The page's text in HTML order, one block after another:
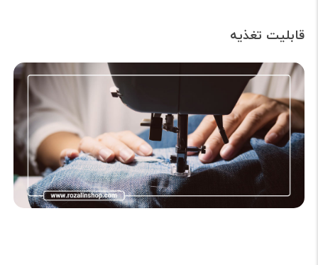
قابلیت تغذیه